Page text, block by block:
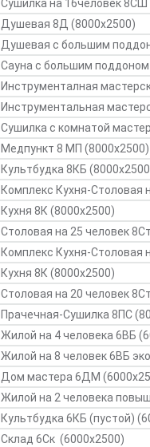
Сушилка на 16человек 8СШ
Душевая 8Д (8000х2500)
Душевая с большим
Сауна с большим
Инструменталная
Инструментальная
Сушилка с комнатой
Медпункт 8 МП (8000х2500)
Культбудка 8КБ
Комплекс Кухня-Столовая
Кухня 8К (8000х2500)
Столовая на 25 человек
Комплекс Кухня-Столовая
Кухня 8К (8000х2500)
Столовая на 20 человек
Прачечная-Сушилка 8ПС
Жилой на 4 человека 6ВБ
Жилой на 8 человек 6ВБ
Дом мастера 6ДМ
Жилой на 2 человека
Культбудка 6КБ (пустой)
Склад 6Ск (6000х2500)